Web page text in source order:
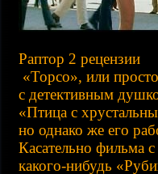
Раптор 2 рецензии
«Торсо», или
с детективным
«Птица с
но однако же его
Касательно фильма
какого-нибудь